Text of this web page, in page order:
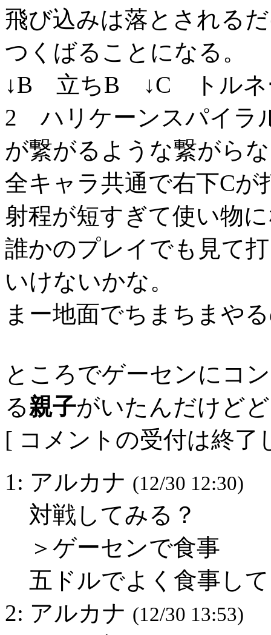
飛び込みは落とされる
つくばることになる。
↓B 立ちB ↓C トルネ
2 ハリケーンスパイラ
が繋がるような繋がら
全キャラ共通で右下C
射程が短すぎて使い物
誰かのプレイでも見て
いけないかな。
まー地面でちまちまや
ところでゲーセンにコ
る親子がいたんだけど
[ コメントの受付は終了
1: アルカナ (12/30 12:30)
対戦してみる？
＞ゲーセンで食事
五ドルでよく食事し
2: アルカナ (12/30 13:53)